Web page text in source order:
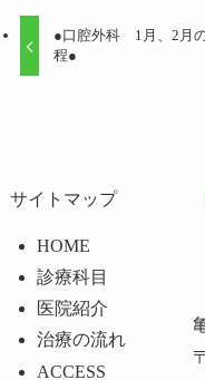
●口腔外科 1月、2月
程●
サイトマップ
HOME
診療科目
医院紹介
治療の流れ
ACCESS